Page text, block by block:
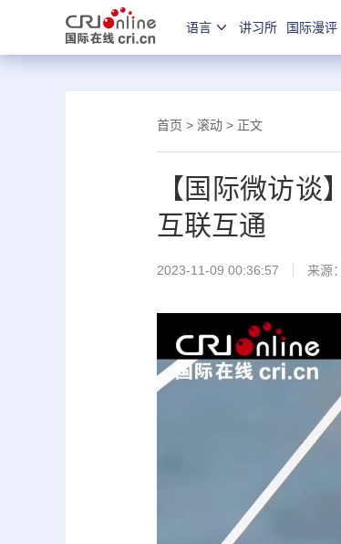
语言 讲习所 国际漫评
首页 > 滚动 > 正文
【国际微访
互联互通
2023-11-09 00:36:57 来源